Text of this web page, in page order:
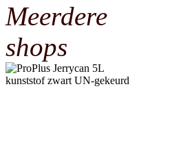
Meerdere
shops